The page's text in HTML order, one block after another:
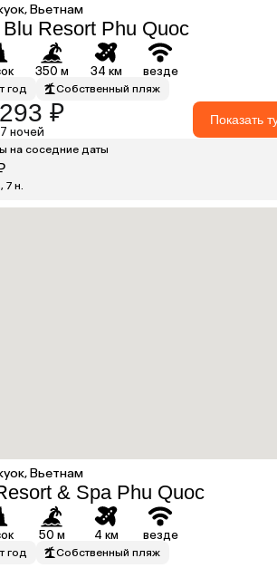
Вьетнам
Resort Phu Quoc
350 м 34 км везде
год Собственный пляж
₽
7 ночей
Показать
на соседние даты
7 н.
Вьетнам
& Spa Phu Quoc
50 м 4 км везде
год Собственный пляж